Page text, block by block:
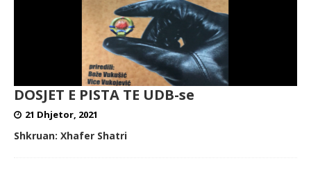
DOSJET E PISTA TE UDB-se
21 Dhjetor, 2021
Shkruan: Xhafer Shatri